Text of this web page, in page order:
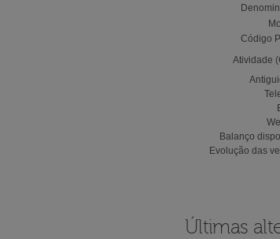
Código
Atividade
Balanço
Evolução das
Últimas